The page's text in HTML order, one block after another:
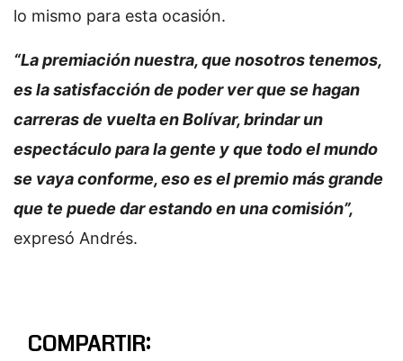
lo mismo para esta ocasión.
“La premiación nuestra, que nosotros tenemos,
es la satisfacción de poder ver que se hagan
carreras de vuelta en Bolívar, brindar un
espectáculo para la gente y que todo el mundo
se vaya conforme, eso es el premio más grande
que te puede dar estando en una comisión”,
expresó Andrés.
COMPARTIR: